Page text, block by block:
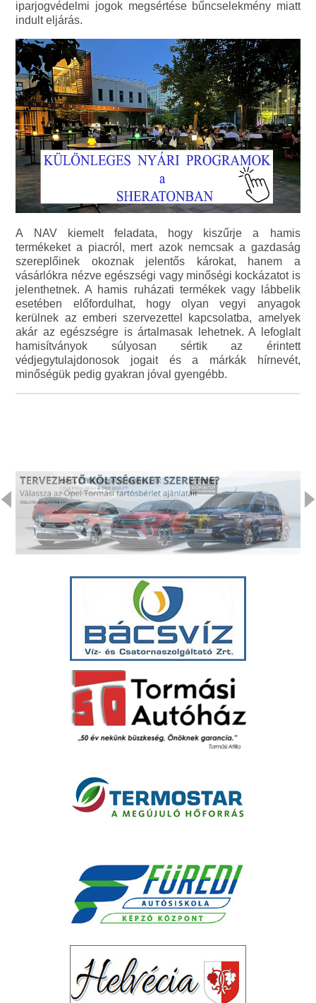
iparjogvédelmi jogok megsértése bűncselekmény miatt
indult eljárás.
A NAV kiemelt feladata, hogy kiszűrje a hamis
termékeket a piacról, mert azok nemcsak a gazdaság
szereplőinek okoznak jelentős károkat, hanem a
vásárlókra nézve egészségi vagy minőségi kockázatot is
jelenthetnek. A hamis ruházati termékek vagy lábbelik
esetében előfordulhat, hogy olyan vegyi anyagok
kerülnek az emberi szervezettel kapcsolatba, amelyek
akár az egészségre is ártalmasak lehetnek. A lefoglalt
hamisítványok súlyosan sértik az érintett
védjegytulajdonosok jogait és a márkák hírnevét,
minőségük pedig gyakran jóval gyengébb.